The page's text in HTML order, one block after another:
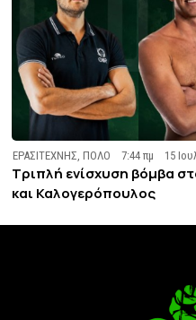
ΕΡΑΣΙΤΕΧΝΗΣ ,ΠΟΛΟ 7:44 πμ 15
Τριπλή ενίσχυση βόμβα
και Καλογερόπουλος